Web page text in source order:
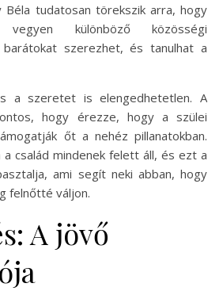
Béla tudatosan törekszik arra, hogy
különböző közösségi
barátokat szerezhet, és tanulhat a
a szeretet is elengedhetetlen. A
hogy érezze, hogy a szülei
őt a nehéz pillanatokban.
a család mindenek felett áll, és ezt a
ami segít neki abban, hogy
felnőtté váljon.
A jövő